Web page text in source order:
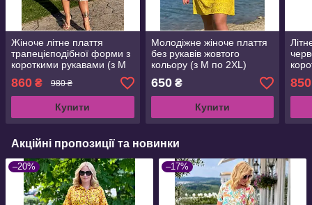
Жіноче літне плаття
трапецієподібної форми з
короткими рукавами (з M
по 3XL)
860 ₴ 980 ₴
Купити
Молодіжне жіноче плаття
без рукавів жовтого
кольору (з M по 2XL)
650₴
Купити
по
850
Акційні пропозиції та новинки
–20% –17%